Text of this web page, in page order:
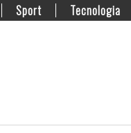
Sport Tecnologia